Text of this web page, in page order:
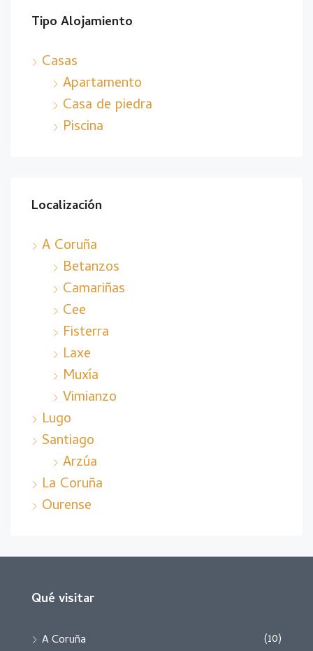
Tipo Alojamiento
Casas
Apartamento
Casa de piedra
Piscina
Localización
A Coruña
Betanzos
Camariñas
Cee
Fisterra
Laxe
Muxía
Vimianzo
Lugo
Santiago
Arzúa
La Coruña
Ourense
Qué visitar
A Coruña
(10)